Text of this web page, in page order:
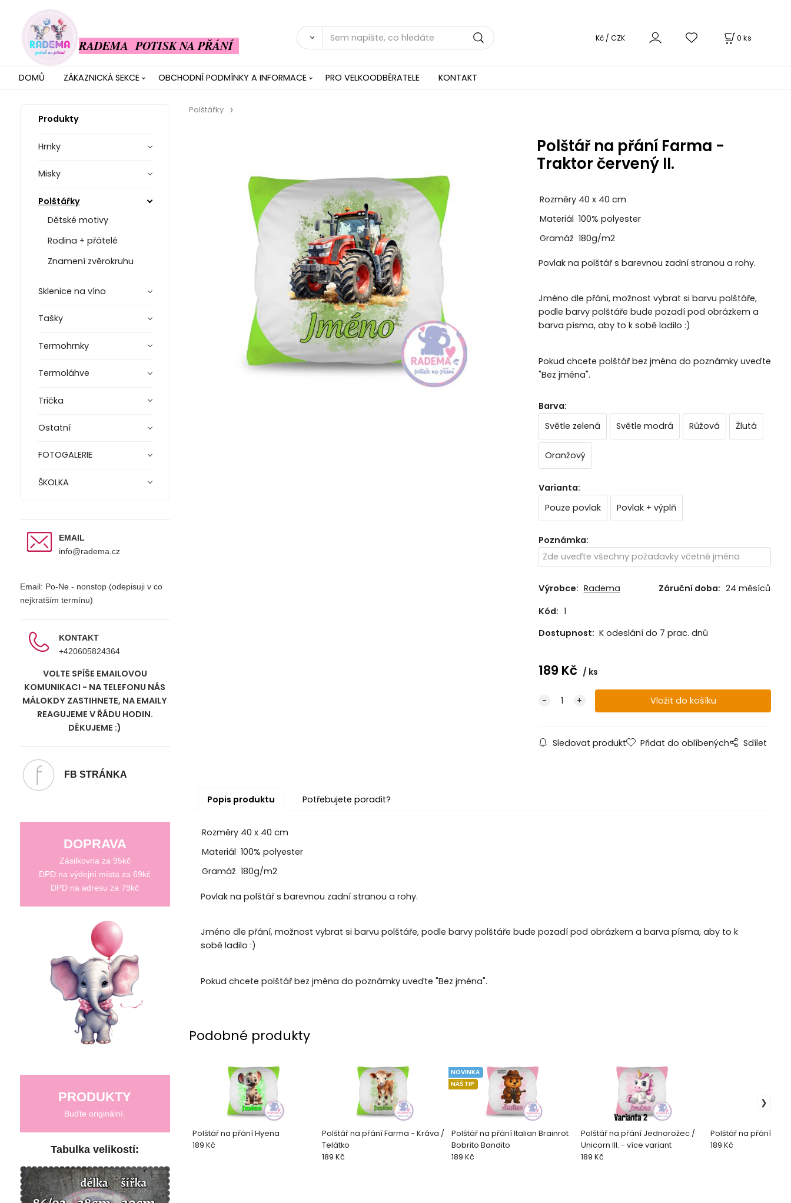
RADEMA POTISK NA PŘÁNÍ 0 ks
Kč / CZK
DOMŮ ZÁKAZNICKÁ SEKCE OBCHODNÍ PODMÍNKY A INFORMACE PRO VELKOODBĚRATELE KONTAKT
Produkty
Hrnky
Misky
Polštářky
Dětské motivy
Rodina + přátelé
Znamení zvěrokruhu
Sklenice na víno
Tašky
Termohrnky
Termoláhve
Trička
Ostatní
FOTOGALERIE
ŠKOLKA
EMAIL
info@radema.cz
Email: Po-Ne - nonstop (odepisuji v co
nejkratším termínu)
KONTAKT
+420605824364
VOLTE SPÍŠE EMAILOVOU
KOMUNIKACI - NA TELEFONU NÁS
MÁLOKDY ZASTIHNETE, NA EMAILY
REAGUJEME V ŘÁDU HODIN.
DĚKUJEME :)
FB STRÁNKA
DOPRAVA
Zásilkovna za 95kč
DPD na výdejní místa za 69kč
DPD na adresu za 79kč
PRODUKTY
Buďte originální.
Tabulka velikostí:
Polštářky
Polštář na přání Farma -
Traktor červený II.
Rozměry 40 x 40 cm
Materiál 100% polyester
Gramáž 180g/m2
Povlak na polštář s barevnou zadní stranou a rohy.
Jméno dle přání, možnost vybrat si barvu polštáře,
podle barvy polštáře bude pozadí pod obrázkem a
barva písma, aby to k sobě ladilo :)
Pokud chcete polštář bez jména do poznámky uveďte
"Bez jména".
Barva:
Světle zelená
Světle modrá Růžová Žlutá
Oranžový
Varianta:
Pouze povlak
Povlak + výplň
Poznámka:
Výrobce: Radema Záruční doba: 24 měsíců
Kód: 1
Dostupnost: K odeslání do 7 prac. dnů
189 Kč ks
Sledovat produkt Přidat do oblíbených Sdílet
Popis produktu Potřebujete poradit?
Rozměry 40 x 40 cm
Materiál 100% polyester
Gramáž 180g/m2
Povlak na polštář s barevnou zadní stranou a rohy.
Jméno dle přání, možnost vybrat si barvu polštáře, podle barvy polštáře bude pozadí pod obrázkem a barva písma, aby to k
sobě ladilo :)
Pokud chcete polštář bez jména do poznámky uveďte "Bez jména".
Podobné produkty
Polštář na přání Hyena
189 Kč
Polštář na přání Farma - Kráva /
Telátko
189 Kč
Polštář na přání Italian Brainrot
Bobrito Bandito
NOVINKA
NÁŠ TIP
189 Kč
Polštář na přání Jednorožec /
Unicorn III. - více variant
189 Kč
Polštář na přání
189 Kč